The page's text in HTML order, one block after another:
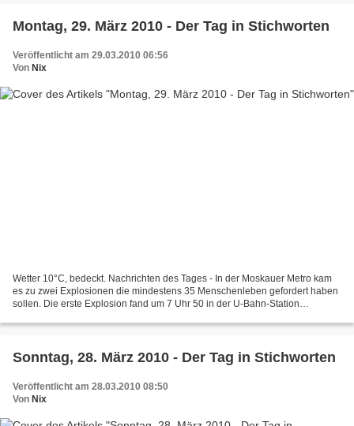
Montag, 29. März 2010 - Der Tag in Stichworten
Veröffentlicht am 29.03.2010 06:56
Von Nix
Wetter 10°C, bedeckt. Nachrichten des Tages - In der Moskauer Metro kam
es zu zwei Explosionen die mindestens 35 Menschenleben gefordert haben
sollen. Die erste Explosion fand um 7 Uhr 50 in der U-Bahn-Station
Sonntag, 28. März 2010 - Der Tag in Stichworten
Veröffentlicht am 28.03.2010 08:50
Von Nix